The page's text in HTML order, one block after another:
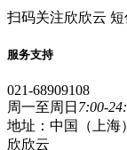
扫码关注欣欣云
服务支持
021-68909108
周一至周日 7:00-
地址：中国（上海
欣欣云